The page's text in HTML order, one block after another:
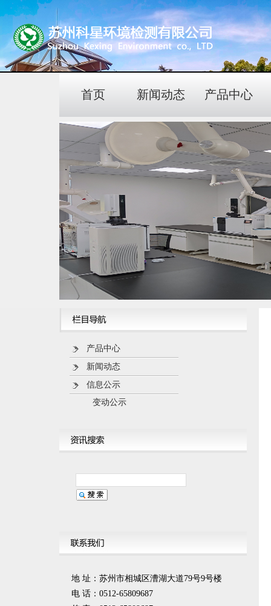
首页 新闻动态 产品中心
产品中心
新闻动态
信息公示
变动公示
地 址：苏州市相城区漕湖大道79号9号楼
电 话：0512-65809687